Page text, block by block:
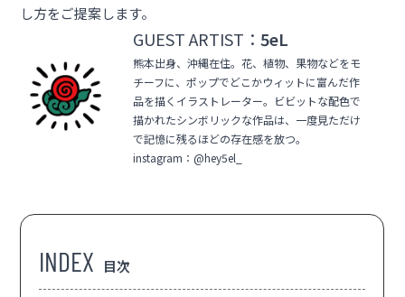
し方をご提案します。
GUEST ARTIST：5eL
熊本出身、沖縄在住。花、植物、果物などをモ
チーフに、ポップでどこかウィットに富んだ作
品を描くイラストレーター。ビビットな配色で
描かれたシンボリックな作品は、一度見ただけ
で記憶に残るほどの存在感を放つ。
instagram：@hey5el_
目次